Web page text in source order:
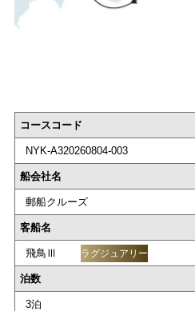
コースコード
NYK-A320260804-003
船会社名
郵船クルーズ
客船名
飛鳥Ⅲ ラグジュアリー
泊数
3泊